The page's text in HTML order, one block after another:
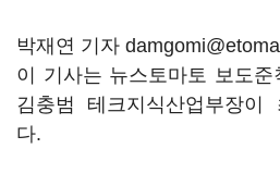
박재연 기자
이 기사는 뉴스토마토 보도
김충범 테크지식산업부장이
다.